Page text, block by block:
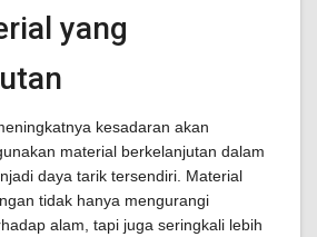
yang
kesadaran akan
material berkelanjutan dalam
daya tarik tersendiri. Material
tidak hanya mengurangi
alam, tapi juga seringkali lebih